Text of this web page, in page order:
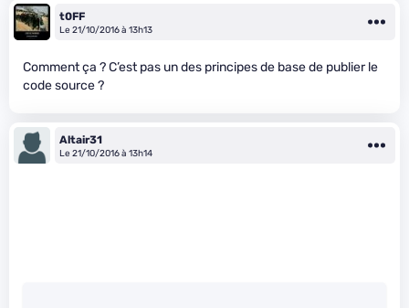
t0FF
Le 21/10/2016 à 13h13
Comment ça ? C’est pas un des principes de base de publier le
code source ?
Altair31
Le 21/10/2016 à 13h14